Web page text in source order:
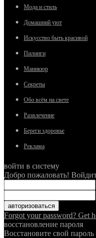
Мода и стиль
Домашний уют
Искусство быть красивой
Пилинги
Маникюр
Секреты
Обо всём на свете
Развлечение
Береги здоровье
Реклама
войти в систему
Добро пожаловать!
Forgot your password? Get
восстановление пароля
Восстановите свой пароль